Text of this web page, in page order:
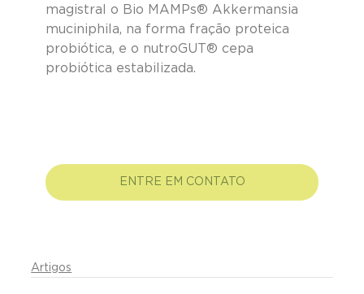
magistral o Bio MAMPs® Akkermansia
muciniphila, na forma fração proteica
probiótica, e o nutroGUT® cepa
probiótica estabilizada.
ENTRE EM CONTATO
Artigos